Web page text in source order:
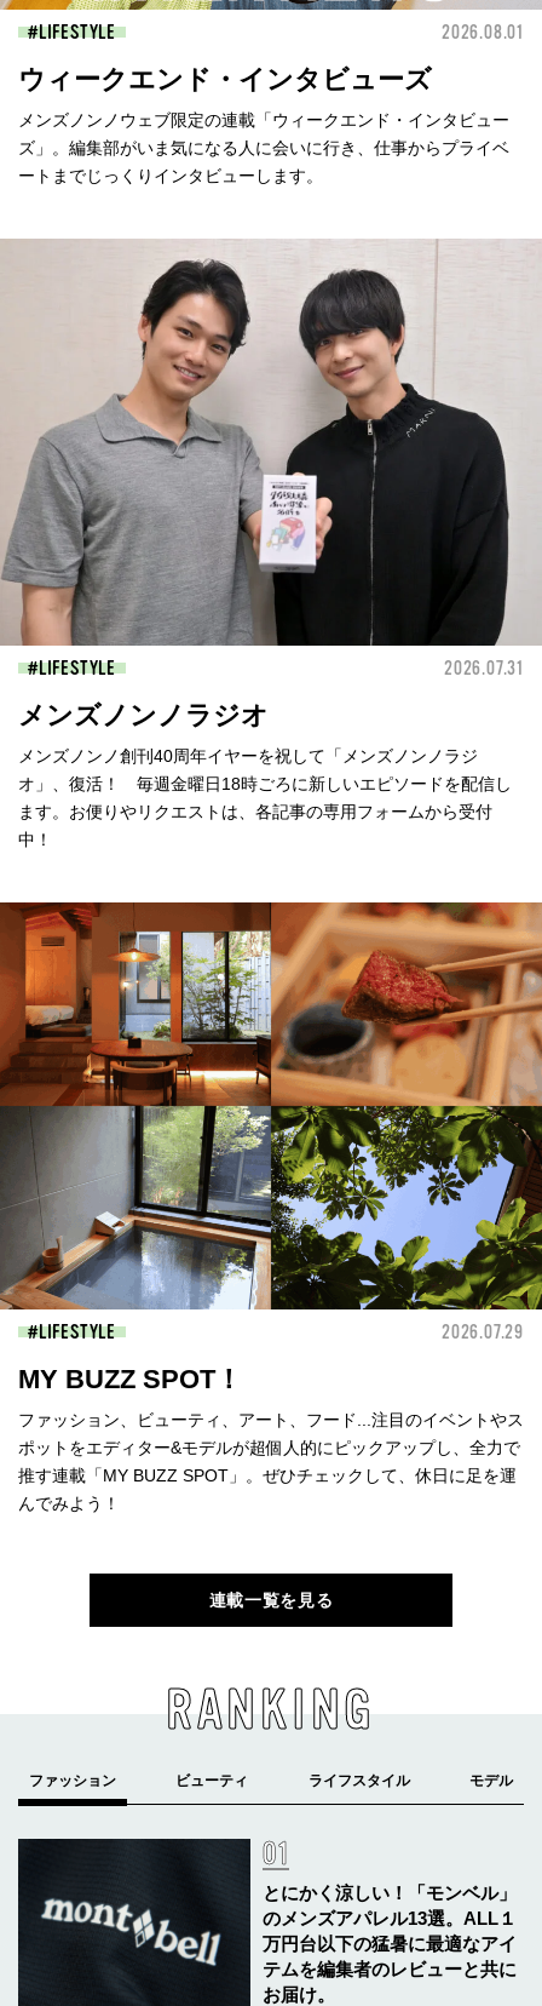
LIFESTYLE 2026.08.01
ウィークエンド・インタビューズ
メンズノンノウェブ限定の連載「ウィークエンド・インタビュー
ズ」。編集部がいま気になる人に会いに行き、仕事からプライベ
ートまでじっくりインタビューします。
LIFESTYLE 2026.07.31
メンズノンノラジオ
メンズノンノ創刊40周年イヤーを祝して「メンズノンノラジ
オ」、復活！ 毎週金曜日18時ごろに新しいエピソードを配信し
ます。お便りやリクエストは、各記事の専用フォームから受付
中！
LIFESTYLE 2026.07.29
MY BUZZ SPOT！
ファッション、ビューティ、アート、フード...注目のイベントやス
ポットをエディター&モデルが超個人的にピックアップし、全力で
推す連載「MY BUZZ SPOT」。ぜひチェックして、休日に足を運
んでみよう！
連載一覧を見る
RANKING
とにかく涼しい！「モンベル」
のメンズアパレル13選。ALL１
万円台以下の猛暑に最適なアイ
テムを編集者のレビューと共に
お届け。